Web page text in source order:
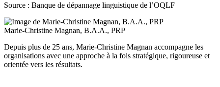
Source : Banque de dépannage linguistique de l’OQLF
Marie-Christine Magnan, B.A.A., PRP
Depuis plus de 25 ans, Marie-Christine Magnan accompagne les
organisations avec une approche à la fois stratégique, rigoureuse et
orientée vers les résultats.